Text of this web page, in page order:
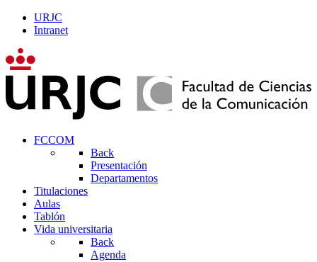
URJC
Intranet
FCCOM
Back
Presentación
Departamentos
Titulaciones
Aulas
Tablón
Vida universitaria
Back
Agenda